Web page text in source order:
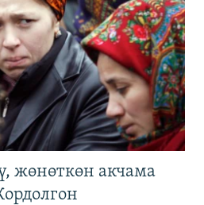
жөнөткөн акчама